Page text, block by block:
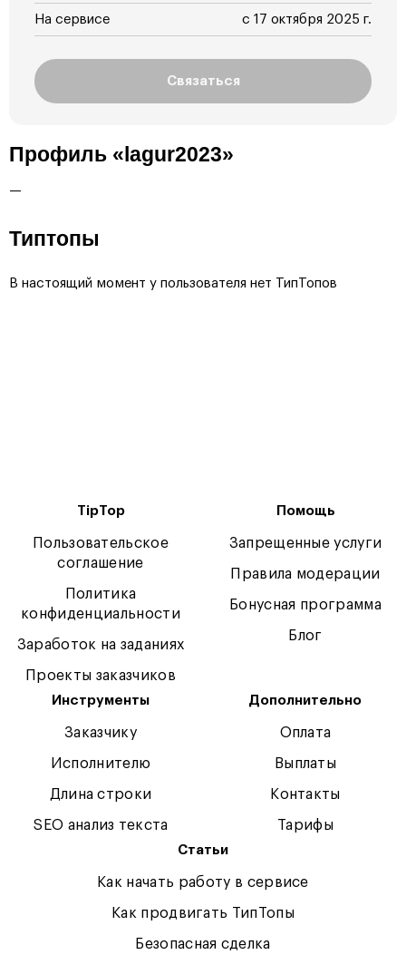
На сервисе с 17 октября 2025 г.
Связаться
Профиль «lagur2023»
—
Типтопы
В настоящий момент у пользователя нет ТипТопов
TipTop
Пользовательское
соглашение
Политика
конфиденциальности
Заработок на заданиях
Проекты заказчиков
Помощь
Запрещенные услуги
Правила модерации
Бонусная программа
Блог
Инструменты
Заказчику
Исполнителю
Длина строки
SEO анализ текста
Дополнительно
Оплата
Выплаты
Контакты
Тарифы
Статьи
Как начать работу в сервисе
Как продвигать ТипТопы
Безопасная сделка